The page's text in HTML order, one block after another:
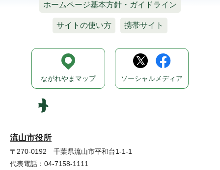
ホームページ基本方針・ガイドライン
サイトの使い方 携帯サイト
流山市役所
〒270-0192 千葉県流山市平和台1-1-1
代表電話：04-7158-1111
ながれやまマップ ソーシャルメディア